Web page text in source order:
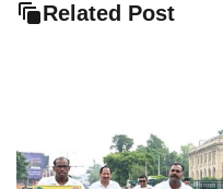
Related Post